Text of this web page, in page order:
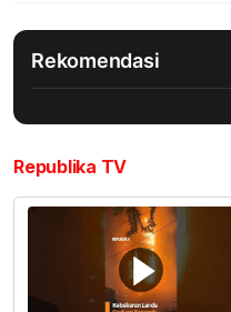
Rekomendasi
Republika TV